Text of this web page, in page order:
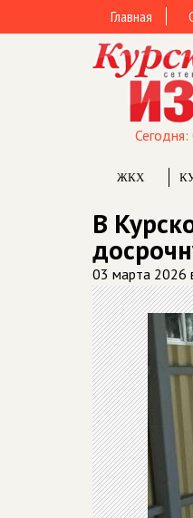
Главная
Сегодня:
ЖКХ
В
03 марта 2026